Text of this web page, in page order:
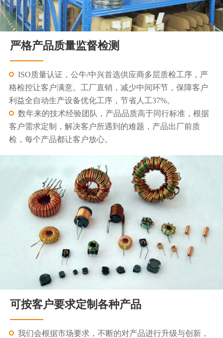
严格产品质量监督检测
ISO质量认证，公牛/中兴首选供应商多层质检工序，严
格检控让客户满意。工厂直销，减少中间环节，保障客户
利益全自动生产设备优化工序，节省人工37%。
数年来的技术经验团队，产品品质高于同行标准，根据
客户需求定制，解决客户所遇到的难题，产品出厂前质
检，每个产品都让客户放心。
可按客户要求定制各种产品
我们会根据市场要求，不断的对产品进行升级与创新，